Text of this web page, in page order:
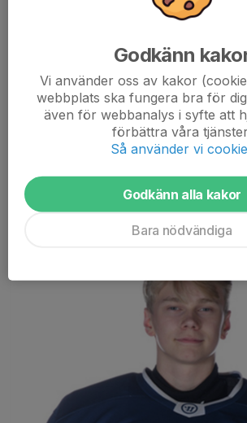
Markus Dalför tiden
Markus har under sin tid varit del av
organisation och bidragit med sitt...
Läs mer
30 mar, 08:19 6 kommentarer
Godkänn
Vi använder oss av kakor
webbplats ska fungera bra för
även för webbanalys i syfte att
förbättra våra
Så använder vi
Godkänn alla kakor
Bara nödvändiga